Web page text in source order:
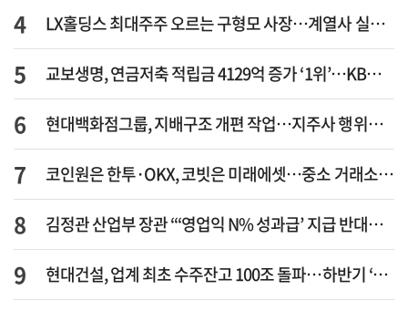
LX홀딩스 최대주주 오르는 구형모 사장…계열사 실적 개선 ‘과제’
교보생명, 연금저축 적립금 4129억 증가 ‘1위’…KB라이프는 최대 감소율
현대백화점그룹, 지배구조 개편 작업…지주사 행위제한 요건 해소
코인원은 한투·OKX, 코빗은 미래에셋…중소 거래소 ‘금융 동맹’ 승부수
김정관 산업부 장관 “‘영업익 N% 성과급’ 지급 반대…주주·투자자 이익 반해”
현대건설, 업계 최초 수주잔고 100조 돌파…하반기 ‘원전’ 수주 드라이브